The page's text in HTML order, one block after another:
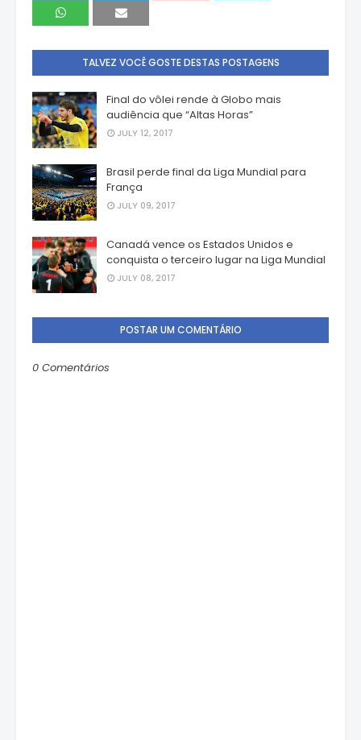
TALVEZ VOCÊ GOSTE DESTAS POSTAGENS
Final do vôlei rende à Globo mais
audiência que “Altas Horas”
JULY 12, 2017
Brasil perde final da Liga Mundial para
França
JULY 09, 2017
Canadá vence os Estados Unidos e
conquista o terceiro lugar na Liga Mundial
JULY 08, 2017
POSTAR UM COMENTÁRIO
0 Comentários